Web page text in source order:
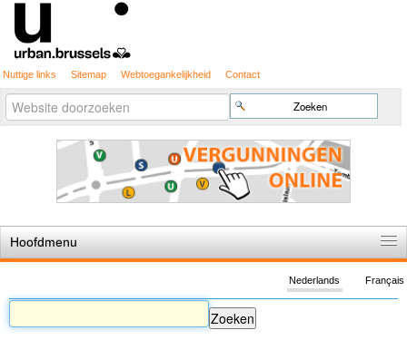
Nuttige links Sitemap Webtoegankelijkheid Contact
Zoek
Geavanceerd
zoeken...
Hoofdmenu
De spelregels
Stedenbouwkundige vergunning
Français
Nederlands